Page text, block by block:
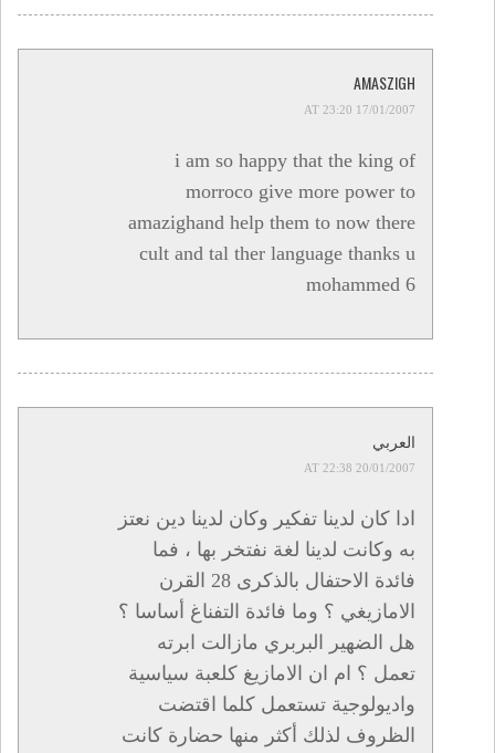
AMASZIGH
17/01/2007 AT 23:20
i am so happy that the king of
morroco give more power to
amazighand help them to now there
cult and tal ther language thanks u
mohammed 6
العربي
20/01/2007 AT 22:38
ادا كان لدينا تفكير وكان لدينا دين نعتز
به وكانت لدينا لغة نفتخر بها ، فما
فائدة الاحتفال بالذكرى 28 القرن
الامازيغي ؟ وما فائدة التفناغ أساسا ؟
هل الضهير البربري مازالت ابرته
تعمل ؟ ام ان الامازيغ كلعبة سياسية
واديولوجية تستعمل كلما اقتضت
الظروف لذلك أكثر منها حضارة كانت